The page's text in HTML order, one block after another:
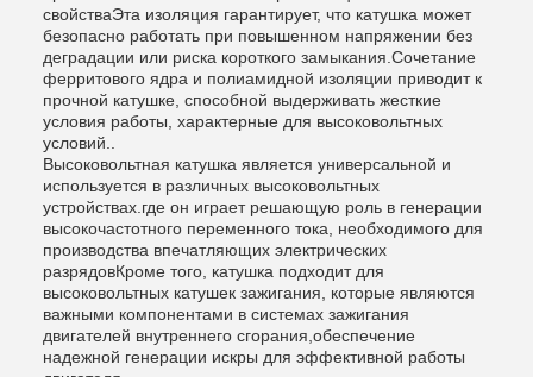
свойстваЭта изоляция гарантирует, что катушка может
безопасно работать при повышенном напряжении без
деградации или риска короткого замыкания.Сочетание
ферритового ядра и полиамидной изоляции приводит к
прочной катушке, способной выдерживать жесткие
условия работы, характерные для высоковольтных
условий..
Высоковольтная катушка является универсальной и
используется в различных высоковольтных
устройствах.где он играет решающую роль в генерации
высокочастотного переменного тока, необходимого для
производства впечатляющих электрических
разрядовКроме того, катушка подходит для
высоковольтных катушек зажигания, которые являются
важными компонентами в системах зажигания
двигателей внутреннего сгорания,обеспечение
надежной генерации искры для эффективной работы